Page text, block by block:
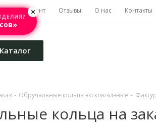
Ремонт Отзывы О нас Контакты
Каталог
- Обручальные кольца эксклюзивные -
кольца на